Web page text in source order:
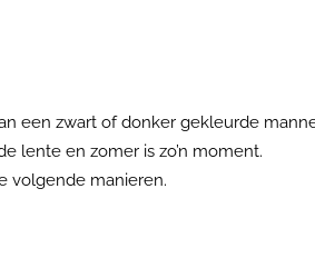
een zwart of donker gekleurde
lente en zomer is zo’n moment.
volgende manieren.